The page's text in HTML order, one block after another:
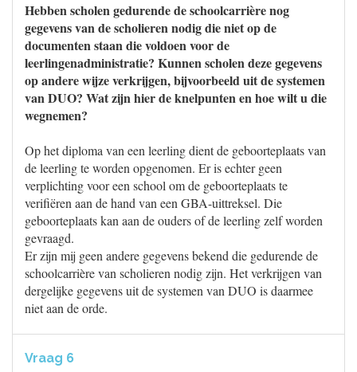
Hebben scholen gedurende de schoolcarrière nog
gegevens van de scholieren nodig die niet op de
documenten staan die voldoen voor de
leerlingenadministratie? Kunnen scholen deze gegevens
op andere wijze verkrijgen, bijvoorbeeld uit de systemen
van DUO? Wat zijn hier de knelpunten en hoe wilt u die
wegnemen?
Op het diploma van een leerling dient de geboorteplaats van
de leerling te worden opgenomen. Er is echter geen
verplichting voor een school om de geboorteplaats te
verifiëren aan de hand van een GBA-uittreksel. Die
geboorteplaats kan aan de ouders of de leerling zelf worden
gevraagd.
Er zijn mij geen andere gegevens bekend die gedurende de
schoolcarrière van scholieren nodig zijn. Het verkrijgen van
dergelijke gegevens uit de systemen van DUO is daarmee
niet aan de orde.
Vraag 6